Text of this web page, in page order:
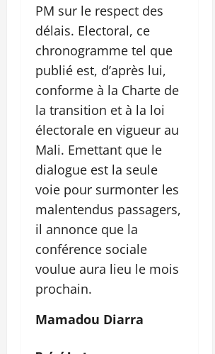
PM sur le respect des
délais. Electoral, ce
chronogramme tel que
publié est, d’après lui,
conforme à la Charte de
la transition et à la loi
électorale en vigueur au
Mali. Emettant que le
dialogue est la seule
voie pour surmonter les
malentendus passagers,
il annonce que la
conférence sociale
voulue aura lieu le mois
prochain.
Mamadou Diarra